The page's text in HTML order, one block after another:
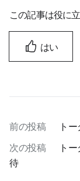
この記事は役に
はい
前の投稿
ト
次の投稿
ト
待